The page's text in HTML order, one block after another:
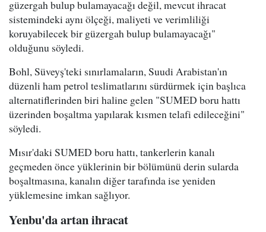
güzergah bulup bulamayacağı değil, mevcut ihracat
sistemindeki aynı ölçeği, maliyeti ve verimliliği
koruyabilecek bir güzergah bulup bulamayacağı"
olduğunu söyledi.
Bohl, Süveyş'teki sınırlamaların, Suudi Arabistan'ın
düzenli ham petrol teslimatlarını sürdürmek için başlıca
alternatiflerinden biri haline gelen "SUMED boru hattı
üzerinden boşaltma yapılarak kısmen telafi edileceğini"
söyledi.
Mısır'daki SUMED boru hattı, tankerlerin kanalı
geçmeden önce yüklerinin bir bölümünü derin sularda
boşaltmasına, kanalın diğer tarafında ise yeniden
yüklemesine imkan sağlıyor.
Yenbu'da artan ihracat